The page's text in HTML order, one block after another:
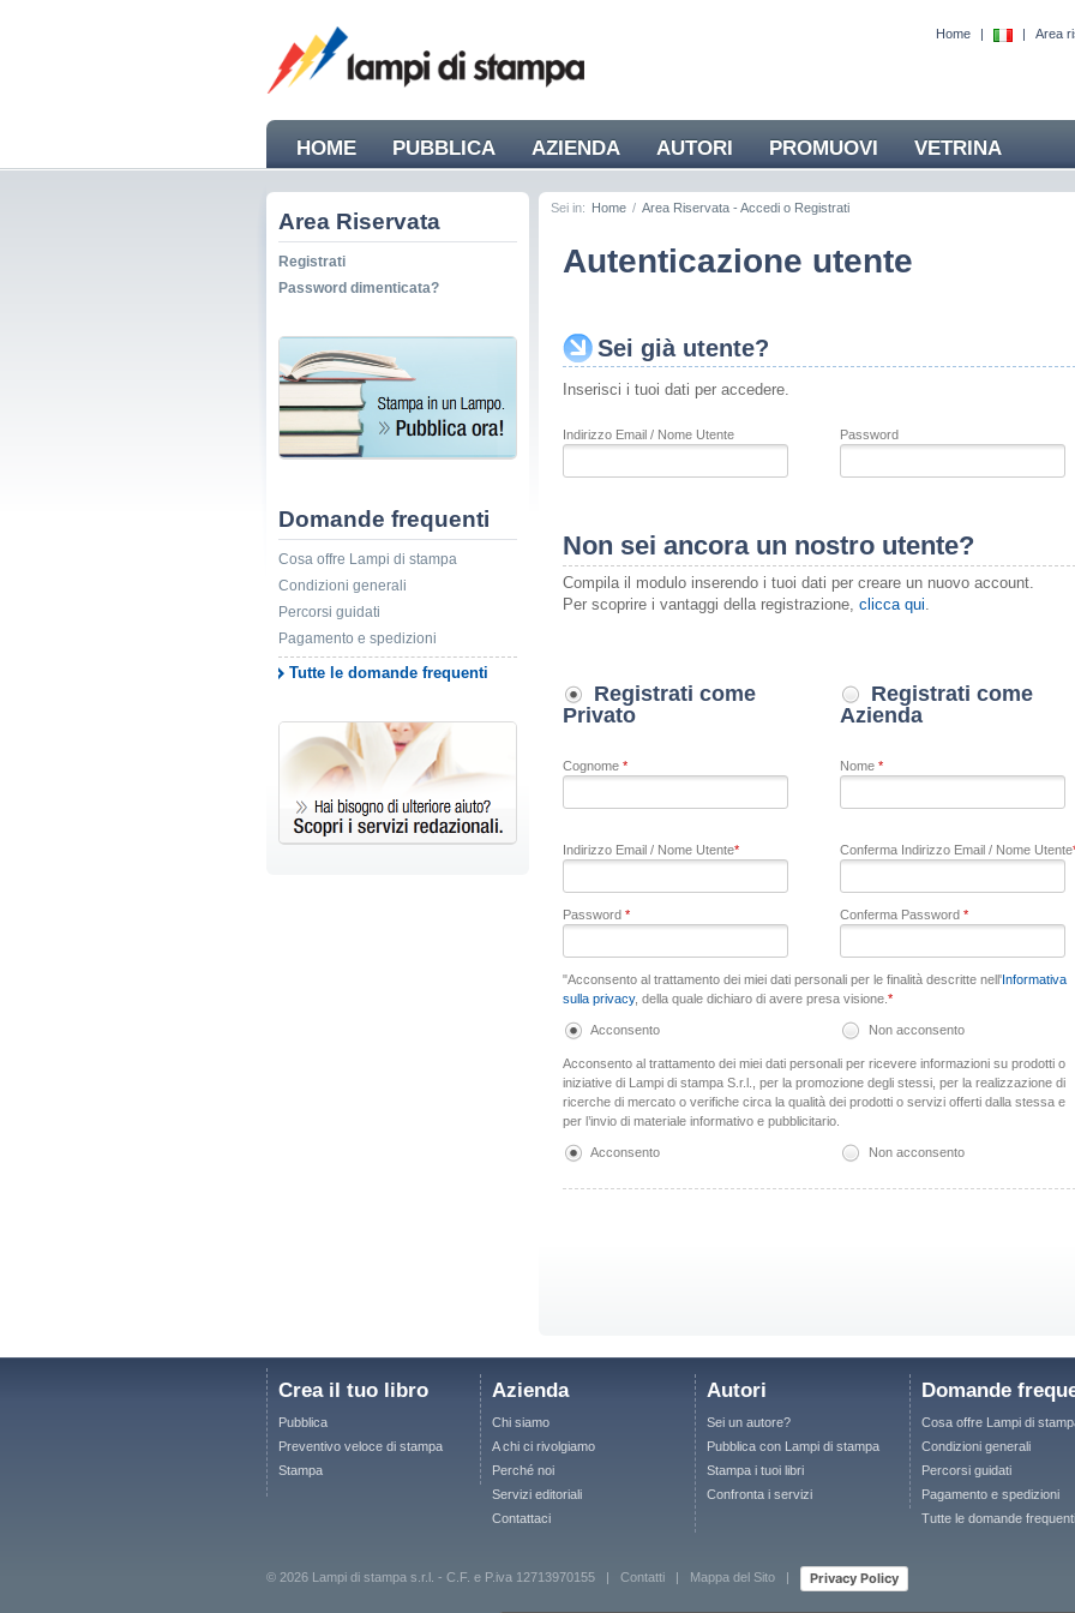
Home | | Area
HOME PUBBLICA AZIENDA AUTORI PROMUOVI VETRINA
Area Riservata
Registrati
Password dimenticata?
Domande frequenti
Cosa offre Lampi di stampa
Condizioni generali
Percorsi guidati
Pagamento e spedizioni
Tutte le domande frequenti
Sei in: Home / Area Riservata - Accedi o Registrati
Autenticazione utente
Sei già utente?
Inserisci i tuoi dati per accedere.
Indirizzo Email / Nome Utente Password
Non sei ancora un nostro utente?
Compila il modulo inserendo i tuoi dati per creare un nuovo account.
Per scoprire i vantaggi della registrazione, clicca qui.
Registrati come
Privato
Registrati come
Azienda
Cognome * Nome *
Indirizzo Email / Nome Utente* Conferma Indirizzo Email / Nome Utente
Password * Conferma Password *
"Acconsento al trattamento dei miei dati personali per le finalità descritte nell' Informativa
sulla privacy, della quale dichiaro di avere presa visione. *
Acconsento Non acconsento
Acconsento al trattamento dei miei dati personali per ricevere informazioni su prodotti o
iniziative di Lampi di stampa S.r.l., per la promozione degli stessi, per la realizzazione di
ricerche di mercato o verifiche circa la qualità dei prodotti o servizi offerti dalla stessa e
per l’invio di materiale informativo e pubblicitario.
Acconsento Non acconsento
Crea il tuo libro
Pubblica
Preventivo veloce di stampa
Stampa
Azienda
Chi siamo
A chi ci rivolgiamo
Perché noi
Servizi editoriali
Contattaci
Autori
Sei un autore?
Pubblica con Lampi di stampa
Stampa i tuoi libri
Confronta i servizi
Domande
Cosa offre Lampi di
Condizioni generali
Percorsi guidati
Pagamento e spedizioni
Tutte le domande frequenti
© 2026 Lampi di stampa s.r.l. - C.F. e P.iva 12713970155 | Contatti Mappa del Sito Privacy Policy